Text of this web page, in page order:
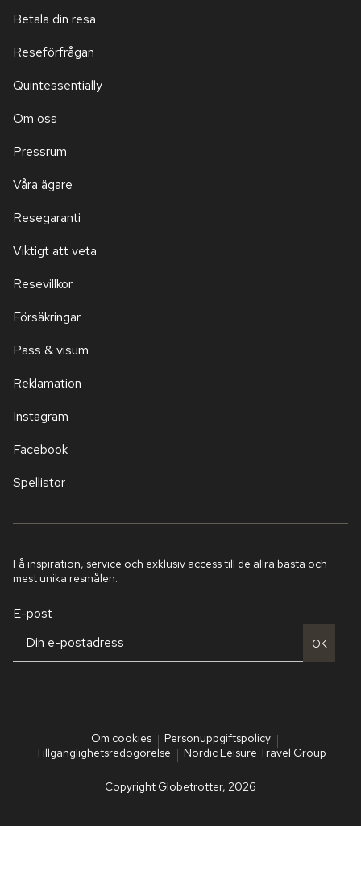
Betala din resa
Reseförfrågan
Quintessentially
Om oss
Pressrum
Våra ägare
Resegaranti
Viktigt att veta
Resevillkor
Försäkringar
Pass & visum
Reklamation
Instagram
Facebook
Spellistor
Få inspiration, service och exklusiv access till de allra bästa och
mest unika resmålen.
E-post
OK
Om cookies
Personuppgiftspolicy
Tillgänglighetsredogörelse
Nordic Leisure Travel Group
Copyright Globetrotter, 2026